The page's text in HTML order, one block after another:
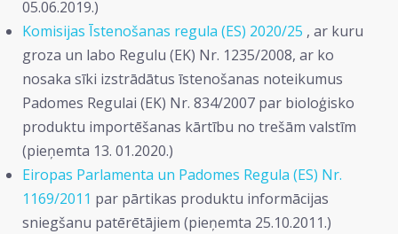
05.06.2019.)
Komisijas Īstenošanas regula (ES) 2020/25 , ar kuru
groza un labo Regulu (EK) Nr. 1235/2008, ar ko
nosaka sīki izstrādātus īstenošanas noteikumus
Padomes Regulai (EK) Nr. 834/2007 par bioloģisko
produktu importēšanas kārtību no trešām valstīm
(pieņemta 13. 01.2020.)
Eiropas Parlamenta un Padomes Regula (ES) Nr.
1169/2011 par pārtikas produktu informācijas
sniegšanu patērētājiem (pieņemta 25.10.2011.)